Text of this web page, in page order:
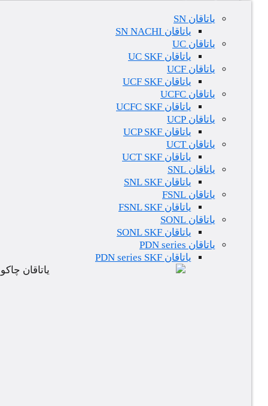
یاتاقان SN
یاتاقان SN NACHI
یاتاقان UC
یاتاقان UC SKF
یاتاقان UCF
یاتاقان UCF SKF
یاتاقان UCFC
یاتاقان UCFC SKF
یاتاقان UCP
یاتاقان UCP SKF
یاتاقان UCT
یاتاقان UCT SKF
یاتاقان SNL
یاتاقان SNL SKF
یاتاقان FSNL
یاتاقان FSNL SKF
یاتاقان SONL
یاتاقان SONL SKF
یاتاقان PDN series
یاتاقان PDN series SKF